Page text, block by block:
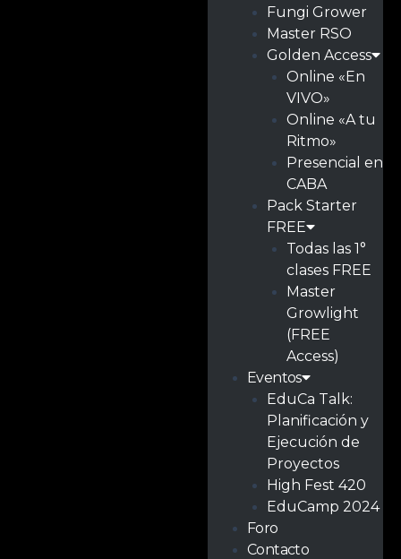
Fungi Grower
Master RSO
Golden Access
Online «En
VIVO»
Online «A tu
Ritmo»
Presencial en
CABA
Pack Starter
FREE
Todas las 1°
clases FREE
Master
Growlight
(FREE
Access)
Eventos
EduCa Talk:
Planificación y
Ejecución de
Proyectos
High Fest 420
EduCamp 2024
Foro
Contacto